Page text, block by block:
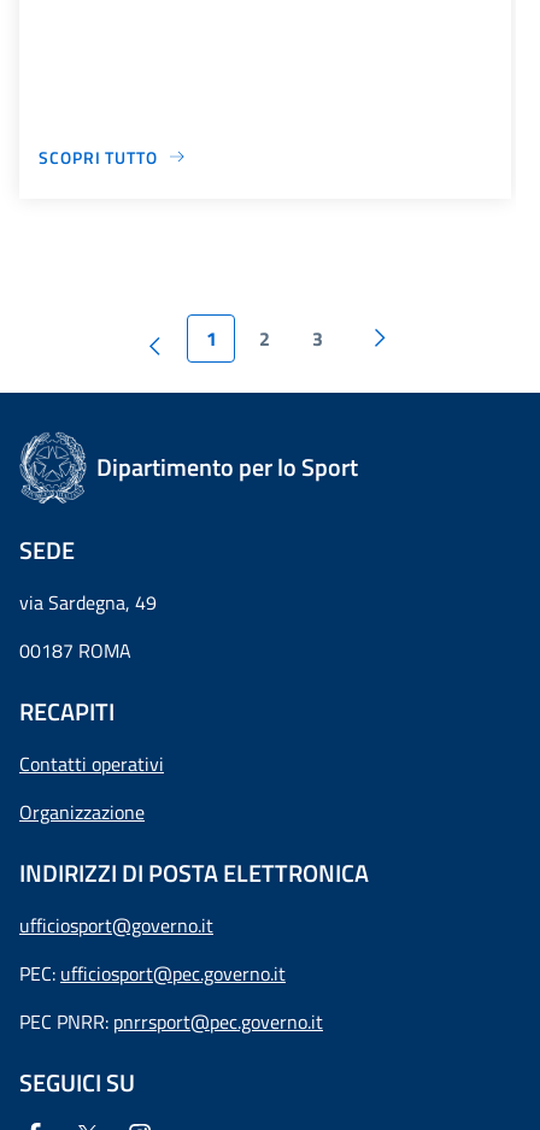
SCOPRI TUTTO
1 2 3
Dipartimento per lo Sport
SEDE
via Sardegna, 49
00187 ROMA
RECAPITI
Contatti operativi
Organizzazione
INDIRIZZI DI POSTA ELETTRONICA
ufficiosport@governo.it
PEC: ufficiosport@pec.governo.it
PEC PNRR: pnrrsport@pec.governo.it
SEGUICI SU